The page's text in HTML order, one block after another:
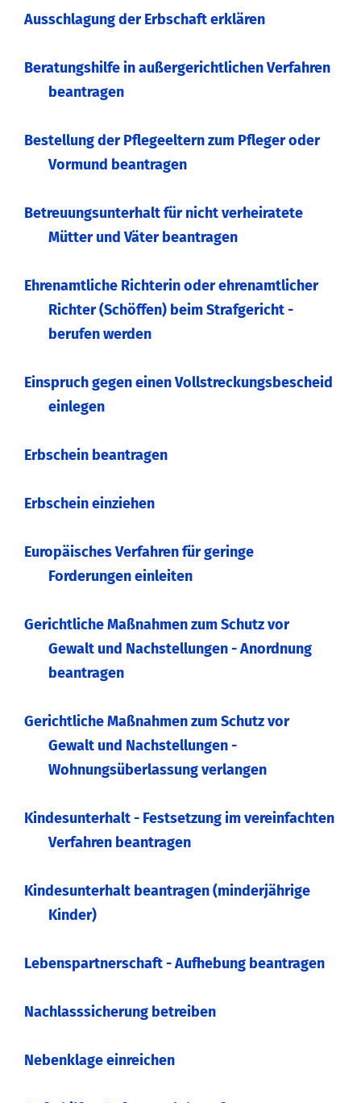
Ausschlagung der Erbschaft erklären
Beratungshilfe in außergerichtlichen Verfahren
beantragen
Bestellung der Pflegeeltern zum Pfleger oder
Vormund beantragen
Betreuungsunterhalt für nicht verheiratete
Mütter und Väter beantragen
Ehrenamtliche Richterin oder ehrenamtlicher
Richter (Schöffen) beim Strafgericht -
berufen werden
Einspruch gegen einen Vollstreckungsbescheid
einlegen
Erbschein beantragen
Erbschein einziehen
Europäisches Verfahren für geringe
Forderungen einleiten
Gerichtliche Maßnahmen zum Schutz vor
Gewalt und Nachstellungen - Anordnung
beantragen
Gerichtliche Maßnahmen zum Schutz vor
Gewalt und Nachstellungen -
Wohnungsüberlassung verlangen
Kindesunterhalt - Festsetzung im vereinfachten
Verfahren beantragen
Kindesunterhalt beantragen (minderjährige
Kinder)
Lebenspartnerschaft - Aufhebung beantragen
Nachlasssicherung betreiben
Nebenklage einreichen